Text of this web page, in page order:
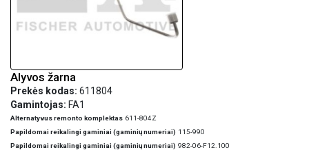
Alyvos žarna
Prekės kodas: 611804
Gamintojas: FA1
Alternatyvus remonto komplektas 611-804Z
Papildomai reikalingi gaminiai (gaminių numeriai) 115-990
Papildomai reikalingi gaminiai (gaminių numeriai) 982-06-F12.100